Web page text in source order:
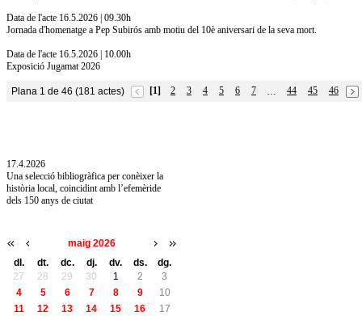
Data de l'acte 16.5.2026 | 09.30h
Jornada d'homenatge a Pep Subirós amb motiu del 10è aniversari de la seva mort.
Data de l'acte 16.5.2026 | 10.00h
Exposició Jugamat 2026
Plana 1 de 46 (181 actes) [1] 2 3 4 5 6 7 … 44 45
46
17.4.2026
Una selecció bibliogràfica per conèixer la
història local, coincidint amb l’efemèride
dels 150 anys de ciutat
maig 2026
dl.
dt. dc. dj. dv. ds.
dg.
27
28 29 30 1 2
3
4
5 6 7 8 9
10
11
12 13 14 15 16
17